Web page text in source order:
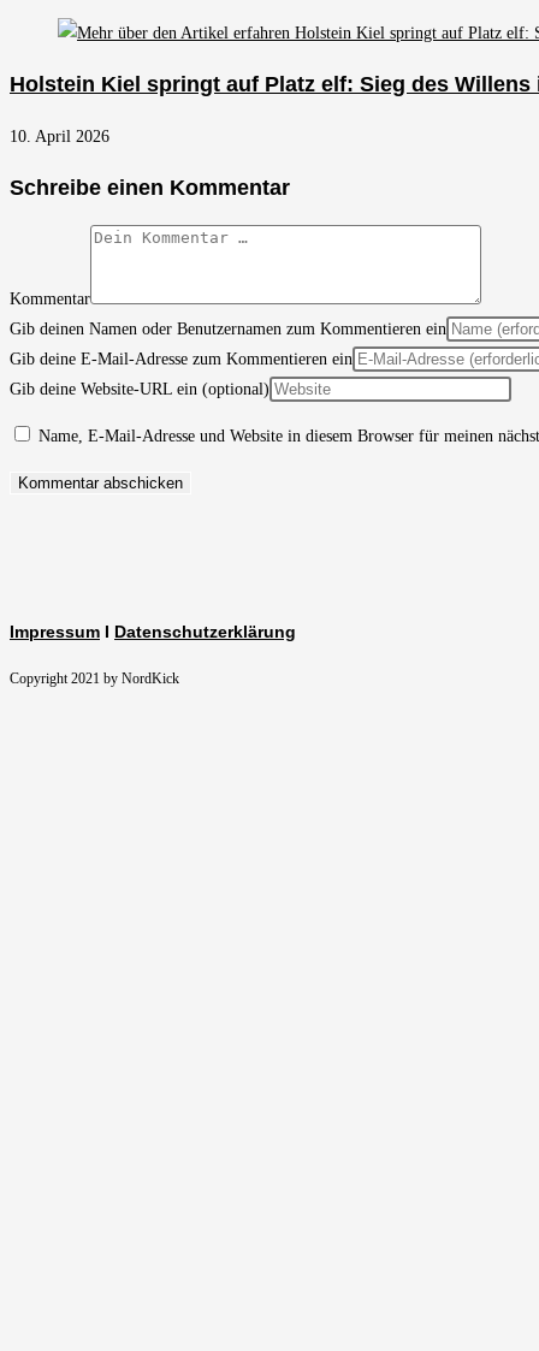
Holstein Kiel springt auf Platz elf: Sieg des
10. April 2026
Schreibe einen Kommentar
Kommentar
Gib deinen Namen oder Benutzernamen zum Kommentieren ein
Gib deine E-Mail-Adresse zum Kommentieren ein
Gib deine Website-URL ein (optional)
Name, E-Mail-Adresse und Website in diesem Browser für meinen
Impressum I Datenschutzerklärung
Copyright 2021 by NordKick